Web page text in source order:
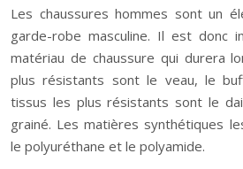
Les chaussures hommes sont un
garde-robe masculine. Il est donc
matériau de chaussure qui durera
plus résistants sont le veau, le
tissus les plus résistants sont le
grainé. Les matières synthétiques
le polyuréthane et le polyamide.